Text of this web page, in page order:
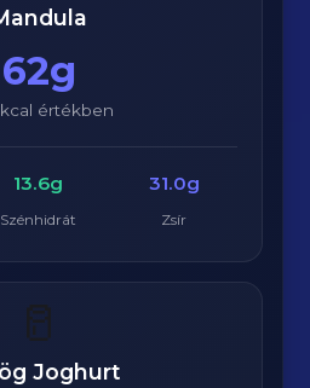
62g
értékben
13.6g
Szénhidrát
31.0g
Zsír
🥛
Joghurt